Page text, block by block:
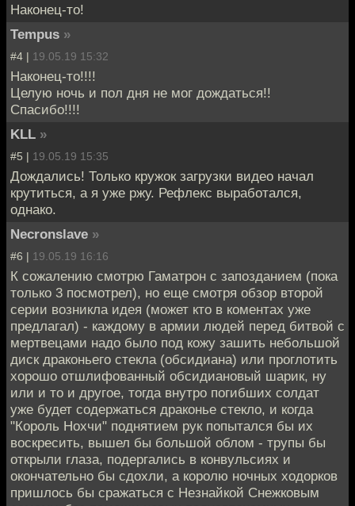
Наконец-то!
Tempus »
#4 | 19.05.19 15:32
Наконец-то!!!!
Целую ночь и пол дня не мог дождаться!!
Спасибо!!!!
KLL »
#5 | 19.05.19 15:35
Дождались! Только кружок загрузки видео начал
крутиться, а я уже ржу. Рефлекс выработался,
однако.
Necronslave »
#6 | 19.05.19 16:16
К сожалению смотрю Гаматрон с запозданием (пока
только 3 посмотрел), но еще смотря обзор второй
серии возникла идея (может кто в коментах уже
предлагал) - каждому в армии людей перед битвой с
мертвецами надо было под кожу зашить небольшой
диск драконьего стекла (обсидиана) или проглотить
хорошо отшлифованный обсидиановый шарик, ну
или и то и другое, тогда внутро погибших солдат
уже будет содержаться драконье стекло, и когда
"Король Нохчи" поднятием рук попытался бы их
воскресить, вышел бы большой облом - трупы бы
открыли глаза, подергались в конвульсиях и
окончательно бы сдохли, а королю ночных ходорков
пришлось бы сражаться с Незнайкой Снежковым